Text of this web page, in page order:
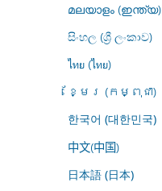
മലയാളം (ഇന്ത്യ)
සිංහල (ශ්‍රී ලංකාව)
ไทย (ไทย)
ខ្មែរ (កម្ពុជា)
한국어 (대한민국)
中文(中国)
日本語 (日本)